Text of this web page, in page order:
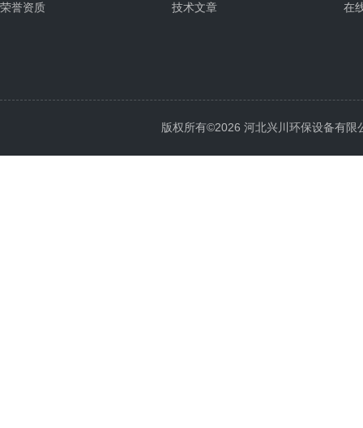
荣誉资质
技术文章
在
版权所有©2026 河北兴川环保设备有